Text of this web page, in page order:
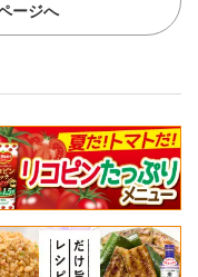
ージへ